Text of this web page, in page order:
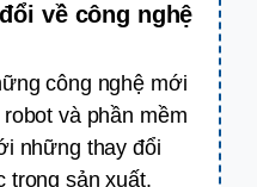
về công nghệ
công nghệ mới
và phần mềm
những thay đổi
trong sản xuất.